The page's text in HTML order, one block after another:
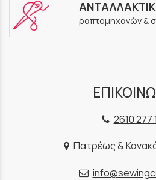
ραπτομηχανών &
2610 277
Πατρέως &